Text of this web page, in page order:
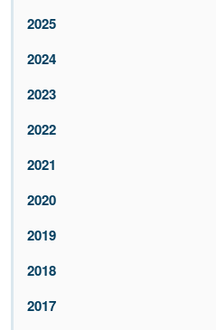
2025
2024
2023
2022
2021
2020
2019
2018
2017